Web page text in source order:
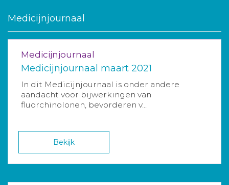
Medicijnjournaal
Medicijnjournaal
Medicijnjournaal maart 2021
In dit Medicijnjournaal is onder andere
aandacht voor bijwerkingen van
fluorchinolonen, bevorderen v...
Bekijk